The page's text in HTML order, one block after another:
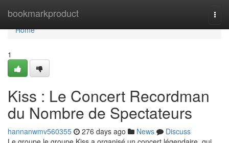
bookmarkproduct
Home
Home
1
Kiss : Le Concert Recordman
du Nombre de Spectateurs
hannanwmv560355 276 days ago News
Discuss